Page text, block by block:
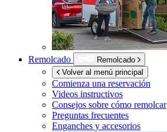
Remolcado
Remolcado
Volver al menú principal
Comienza una reservación
Videos instructivos
Consejos sobre cómo remolcar
Preguntas frecuentes
Enganches y accesorios